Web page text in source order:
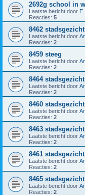
2692g school in
Laatste bericht door
Reacties: 5
8462
Laatste bericht door
Reacties: 2
8459 steeg
Laatste bericht door
Reacties: 2
8464
Laatste bericht door
Reacties: 2
8460 stadsgezicht
Laatste bericht door
Reacties: 2
8463
Laatste bericht door
Reacties: 2
8461 stadsgezicht
Laatste bericht door
Reacties: 2
8465
Laatste bericht door
Reacties: 2